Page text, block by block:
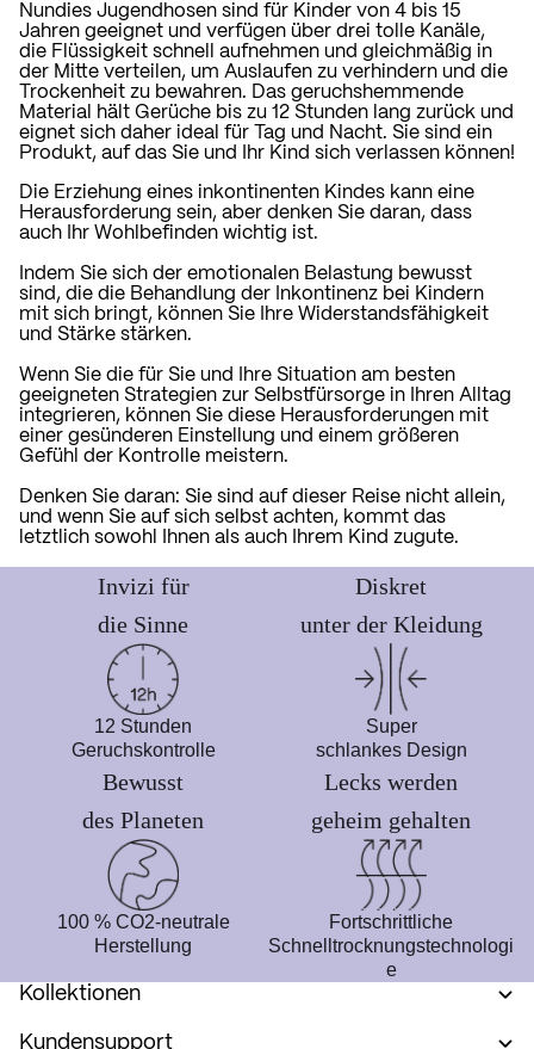
Nundies Jugendhosen sind für Kinder von 4 bis 15
Jahren geeignet und verfügen über drei tolle Kanäle,
die Flüssigkeit schnell aufnehmen und gleichmäßig in
der Mitte verteilen, um Auslaufen zu verhindern und die
Trockenheit zu bewahren. Das geruchshemmende
Material hält Gerüche bis zu 12 Stunden lang zurück und
eignet sich daher ideal für Tag und Nacht. Sie sind ein
Produkt, auf das Sie und Ihr Kind sich verlassen können!
Die Erziehung eines inkontinenten Kindes kann eine
Herausforderung sein, aber denken Sie daran, dass
auch Ihr Wohlbefinden wichtig ist.
Indem Sie sich der emotionalen Belastung bewusst
sind, die die Behandlung der Inkontinenz bei Kindern
mit sich bringt, können Sie Ihre Widerstandsfähigkeit
und Stärke stärken.
Wenn Sie die für Sie und Ihre Situation am besten
geeigneten Strategien zur Selbstfürsorge in Ihren Alltag
integrieren, können Sie diese Herausforderungen mit
einer gesünderen Einstellung und einem größeren
Gefühl der Kontrolle meistern.
Denken Sie daran: Sie sind auf dieser Reise nicht allein,
und wenn Sie auf sich selbst achten, kommt das
letztlich sowohl Ihnen als auch Ihrem Kind zugute.
Invizi für
die Sinne
12 Stunden
Geruchskontrolle
Diskret
unter der Kleidung
Super
schlankes Design
Bewusst
des Planeten
100 % CO2-neutrale
Herstellung
Lecks werden
geheim gehalten
Fortschrittliche
Schnelltrocknungstechnologi
e
Kollektionen
Kundensupport